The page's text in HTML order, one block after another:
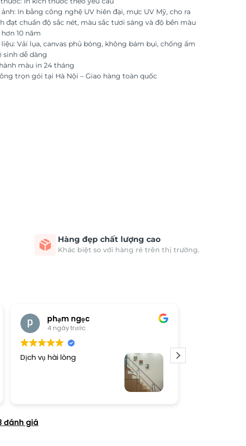
In bằng công nghệ UV hiên đại, mực UV Mỹ, cho ra
đạt chuẩn độ sắc nét, màu sắc tươi sáng và độ bền màu
10 năm
Vải lụa, canvas phủ bóng, không bám bụi, chống ẩm
sinh dễ dàng
màu in 24 tháng
trọn gói tại Hà Nội – Giao hàng toàn quốc
Hàng đẹp chất lượng cao
Khác biệt so với hàng rẻ trên thị trường.
phạm ngọc
4 ngày trước
Dịch vụ hài lòng
đánh giá